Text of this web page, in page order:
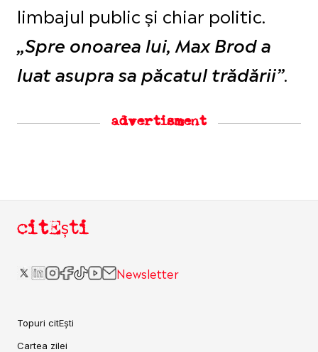
limbajul public și chiar politic.
„Spre onoarea lui, Max Brod a
luat asupra sa păcatul trădării”.
advertisment
citEști
Newsletter
Topuri citEști
Cartea zilei